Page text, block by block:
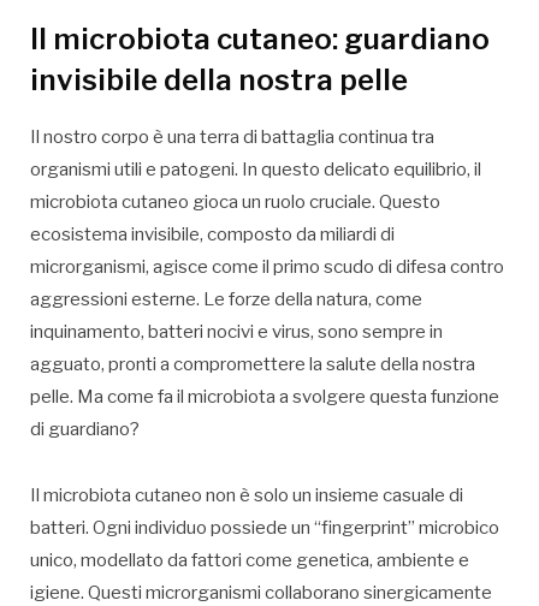
Il microbiota cutaneo: guardiano
invisibile della nostra pelle
Il nostro corpo è una terra di battaglia continua tra
organismi utili e patogeni. In questo delicato equilibrio, il
microbiota cutaneo gioca un ruolo cruciale. Questo
ecosistema invisibile, composto da miliardi di
microrganismi, agisce come il primo scudo di difesa contro
aggressioni esterne. Le forze della natura, come
inquinamento, batteri nocivi e virus, sono sempre in
agguato, pronti a compromettere la salute della nostra
pelle. Ma come fa il microbiota a svolgere questa funzione
di guardiano?
Il microbiota cutaneo non è solo un insieme casuale di
batteri. Ogni individuo possiede un “fingerprint” microbico
unico, modellato da fattori come genetica, ambiente e
igiene. Questi microrganismi collaborano sinergicamente